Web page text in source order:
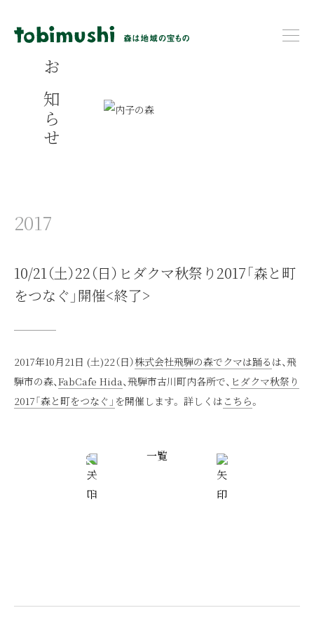
お知らせ
2017
10/21（土）22（日）ヒダクマ秋祭り2017「森と町
をつなぐ」開催<終了>
2017年10月21日 (土)22（日）株式会社飛騨の森でクマは踊る は、飛
騨市の森、FabCafe Hida、飛騨市古川町内各所で、 ヒダクマ秋祭り
2017「森と町をつなぐ」 を開催します。 詳しくは こちら。
一覧